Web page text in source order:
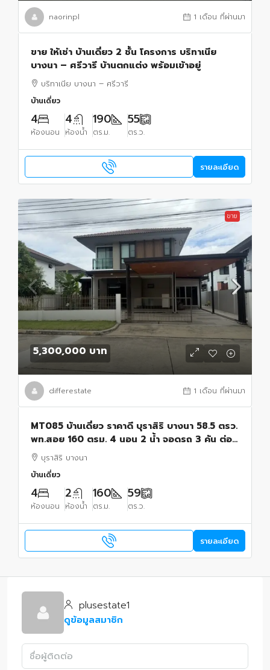
naorinpl 1 เดือน ที่ผ่านมา
ขาย ให้เช่า บ้านเดี่ยว 2 ชั้น โครงการ บริทาเนีย
บางนา – ศรีวารี บ้านตกแต่ง พร้อมเข้าอยู่
บริทาเนีย บางนา – ศรีวารี
บ้านเดี่ยว
4
ห้องนอน
4
ห้องน้ำ
190
ตร.ม.
55
ตร.ว.
รายละเอียด
ขาย
5,300,000 บาท
differestate 1 เดือน ที่ผ่านมา
MT085 บ้านเดี่ยว ราคาดี บุราสิริ บางนา 58.5 ตรว.
พท.สอย 160 ตรม. 4 นอน 2 น้ำ จอดรถ 3 คัน ต่อ
เติมครัวใหญ่ เพิ่มห้องเอนกประสงค์
บุราสิริ บางนา
บ้านเดี่ยว
4
ห้องนอน
2
ห้องน้ำ
160
ตร.ม.
59
ตร.ว.
รายละเอียด
plusestate1
ดูข้อมูลสมาชิก